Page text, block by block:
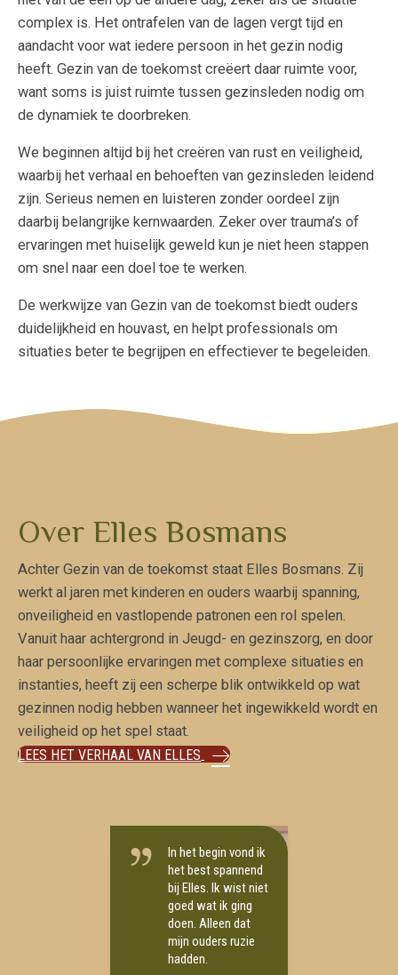
complex is. Het ontrafelen van de lagen vergt tijd en
aandacht voor wat iedere persoon in het gezin nodig
heeft. Gezin van de toekomst creëert daar ruimte voor,
want soms is juist ruimte tussen gezinsleden nodig om
de dynamiek te doorbreken.
We beginnen altijd bij het creëren van rust en veiligheid,
waarbij het verhaal en behoeften van gezinsleden leidend
zijn. Serieus nemen en luisteren zonder oordeel zijn
daarbij belangrijke kernwaarden. Zeker over trauma’s of
ervaringen met huiselijk geweld kun je niet heen stappen
om snel naar een doel toe te werken.
De werkwijze van Gezin van de toekomst biedt ouders
duidelijkheid en houvast, en helpt professionals om
situaties beter te begrijpen en effectiever te begeleiden.
Over Elles Bosmans
Achter Gezin van de toekomst staat Elles Bosmans. Zij
werkt al jaren met kinderen en ouders waarbij spanning,
onveiligheid en vastlopende patronen een rol spelen.
Vanuit haar achtergrond in Jeugd- en gezinszorg, en door
haar persoonlijke ervaringen met complexe situaties en
instanties, heeft zij een scherpe blik ontwikkeld op wat
gezinnen nodig hebben wanneer het ingewikkeld wordt en
veiligheid op het spel staat.
LEES HET VERHAAL VAN ELLES
In het begin vond ik
het best spannend
bij Elles. Ik wist niet
goed wat ik ging
doen. Alleen dat
mijn ouders ruzie
hadden.